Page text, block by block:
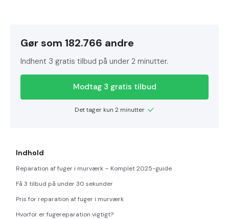
Gør som 182.766 andre
Indhent 3 gratis tilbud på under 2 minutter.
Modtag 3 gratis tilbud
Det tager kun 2 minutter
Indhold
Reparation af fuger i murværk – Komplet 2025-guide
Få 3 tilbud på under 30 sekunder
Pris for reparation af fuger i murværk
Hvorfor er fugereparation vigtigt?